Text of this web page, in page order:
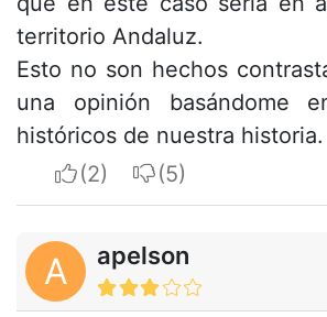
territorio Andaluz.
Esto no son hechos
una opinión basándome
históricos de nuestra historia.
I apreciateI do not
A apelson